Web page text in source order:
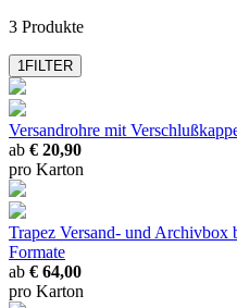
3 Produkte
1FILTER
Versandrohre mit
ab € 20,90
pro Karton
Trapez Versand- und Archivbox
Formate
ab € 64,00
pro Karton